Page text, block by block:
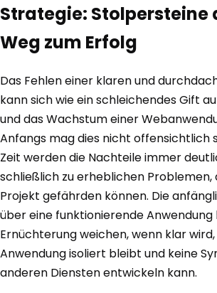
Strategie: Stolpersteine
Weg zum Erfolg
Das Fehlen einer klaren und
kann sich wie ein schleichendes Gift
und das Wachstum einer
Anfangs mag dies nicht offensichtlich
Zeit werden die Nachteile immer
schließlich zu erheblichen Problemen,
Projekt gefährden können. Die
über eine funktionierende
Ernüchterung weichen, wenn klar wird,
Anwendung isoliert bleibt und keine
anderen Diensten entwickeln kann.